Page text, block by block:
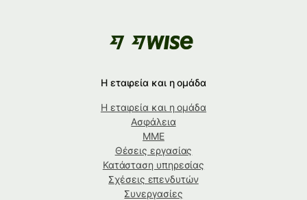
Η εταιρεία και η ομάδα
Η εταιρεία και η ομάδα
Ασφάλεια
ΜΜΕ
Θέσεις εργασίας
Κατάσταση υπηρεσίας
Σχέσεις επενδυτών
Συνεργασίες